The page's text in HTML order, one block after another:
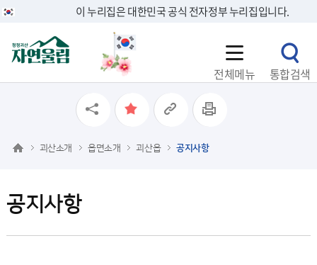
이 누리집은 대한민국 공식 전자정부 누리집입니다.
전체메뉴 통합검색
공지사항
괴산소개 읍면소개 괴산읍 공지사항